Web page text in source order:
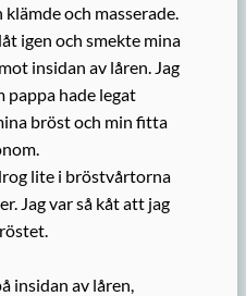
och masserade.
igen och smekte mina
insidan av låren. Jag
pappa hade legat
bröst och min fitta
lite i bröstvårtorna
Jag var så kåt att jag
insidan av låren,